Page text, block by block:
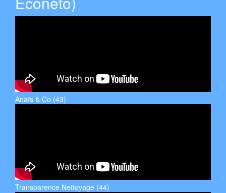
Anaïs & Co (43)
Transparence Nettoyage (44)